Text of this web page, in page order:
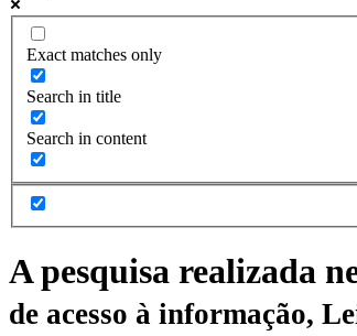
Exact matches only
Search in title
Search in content
A pesquisa realizada
de acesso à informação,